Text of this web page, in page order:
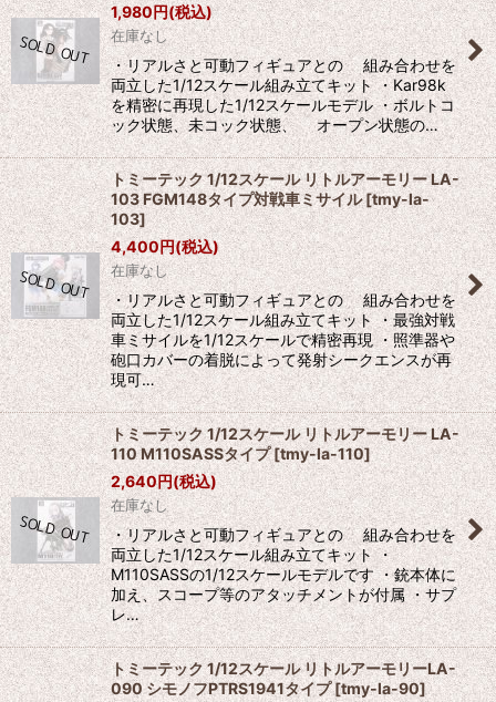
1,980円(税込)
在庫なし
・リアルさと可動フィギュアとの 組み合わせを
両立した1/12スケール組み立てキット ・Kar98k
を精密に再現した1/12スケールモデル ・ボルトコ
ック状態、未コック状態、 オープン状態の…
トミーテック 1/12スケール リトルアーモリー LA-
103 FGM148タイプ対戦車ミサイル [tmy-la-
103]
4,400円(税込)
在庫なし
・リアルさと可動フィギュアとの 組み合わせを
両立した1/12スケール組み立てキット ・最強対戦
車ミサイルを1/12スケールで精密再現 ・照準器や
砲口カバーの着脱によって発射シークエンスが再
現可…
トミーテック 1/12スケール リトルアーモリー LA-
110 M110SASSタイプ[tmy-la-110]
2,640円(税込)
在庫なし
・リアルさと可動フィギュアとの 組み合わせを
両立した1/12スケール組み立てキット ・
M110SASSの1/12スケールモデルです ・銃本体に
加え、スコープ等のアタッチメントが付属 ・サプ
レ…
トミーテック 1/12スケール リトルアーモリーLA-
090 シモノフPTRS1941タイプ [tmy-la-90]